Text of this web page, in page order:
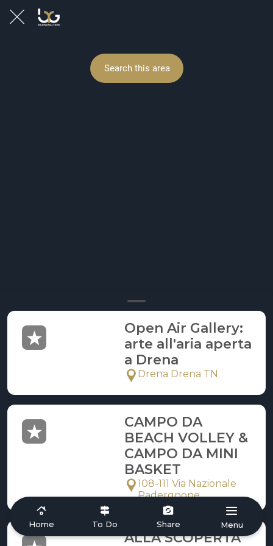
Open Air Gallery:
arte all'aria aperta
a Drena
Drena Drena TN
CAMPO DA
BEACH VOLLEY &
CAMPO DA MINI
BASKET
108-111 Via Nazionale
Padergnone
ALLA SCOPERTA
Search this area
Home To Do Share Menu